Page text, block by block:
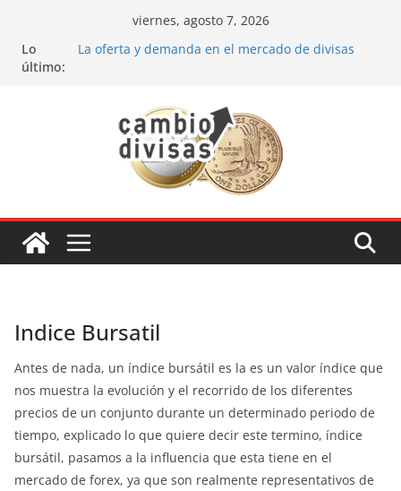
contenido
viernes, agosto 7, 2026
Lo
último:
La oferta y demanda en el mercado de divisas
Oportunidades de inversión en el sector petrolero
en 2024
Los bancos más recomendados para invertir en
Estrategia de los soldados Forex
Indice Bursatil
Antes de nada, un índice bursátil es la es un valor índice que
nos muestra la evolución y el recorrido de los diferentes
precios de un conjunto durante un determinado periodo de
tiempo, explicado lo que quiere decir este termino, índice
bursátil, pasamos a la influencia que esta tiene en el
mercado de forex, ya que son realmente representativos de